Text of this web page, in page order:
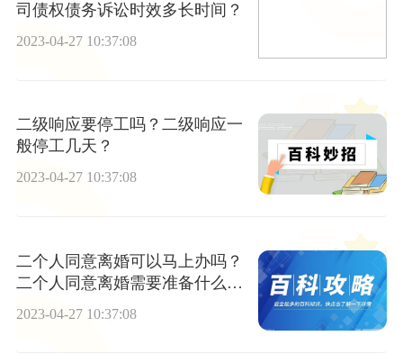
司债权债务诉讼时效多长时间？
2023-04-27 10:37:08
二级响应要停工吗？二级响应一
般停工几天？
2023-04-27 10:37:08
二个人同意离婚可以马上办吗？
二个人同意离婚需要准备什么东
2023-04-27 10:37:08